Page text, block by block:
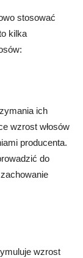
stosować
kilka
ich
wzrost włosów
producenta.
do
wzrost